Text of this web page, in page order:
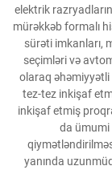
elektrik
mürəkkəb formalı
sürəti imkanları,
seçimləri və
olaraq əhəmiyyətli
tez-tez inkişaf
inkişaf etmiş
da ümumi
yanında